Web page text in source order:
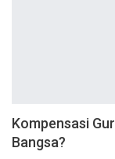
Kompensasi
Bangsa?